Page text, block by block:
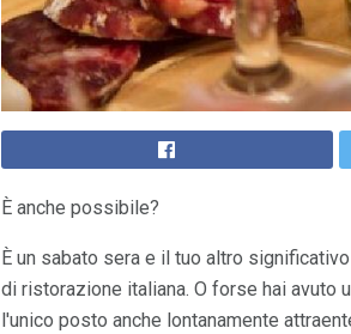
È anche possibile?
È un sabato sera e il tuo altro
di ristorazione italiana. O forse hai avuto
l'unico posto anche lontanamente